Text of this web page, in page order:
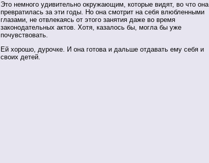
Это немного удивительно окружающим, которые видят, во что она
превратилась за эти годы. Но она смотрит на себя влюбленными
глазами, не отвлекаясь от этого занятия даже во время
законодательных актов. Хотя, казалось бы, могла бы уже
почувствовать.
Ей хорошо, дурочке. И она готова и дальше отдавать ему себя и
своих детей.